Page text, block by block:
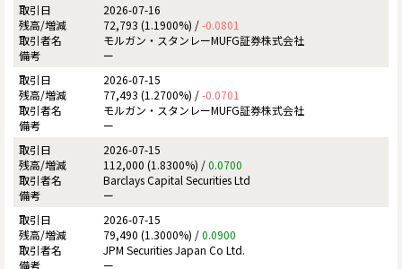
2026-07-16
72,793 (1.1900%) /-0.0801
モルガン・スタンレーMUFG証券株式会社
ー
2026-07-15
77,493 (1.2700%) /-0.0701
モルガン・スタンレーMUFG証券株式会社
ー
2026-07-15
112,000 (1.8300%) /0.0700
Barclays Capital Securities Ltd
ー
2026-07-15
79,490 (1.3000%) /0.0900
JPM Securities Japan Co Ltd.
ー